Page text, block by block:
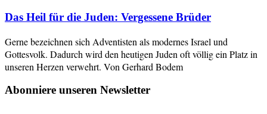
Das Heil für die Juden: Vergessene Brüder
Gerne bezeichnen sich Adventisten als modernes Israel und
Gottesvolk. Dadurch wird den heutigen Juden oft völlig ein Platz in
unseren Herzen verwehrt. Von Gerhard Bodem
Abonniere unseren Newsletter